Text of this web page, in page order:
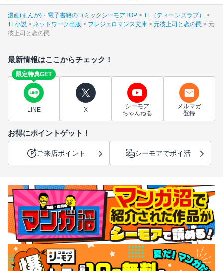
漫画(まんが)・電子書籍のコミックシーモアTOP
TL（ティーンズラブ）
TL小説
ネットワーク出版 フレジェロマンス文庫 元彼上司と恋の罠
元
彼上司と恋の罠
最新情報はここからチェック！
限定特典GET
LINE X
シーモア
ちゃんねる
メルマガ
登録
お得にポイントゲット！
ご来店ポイント シーモアでポイ活